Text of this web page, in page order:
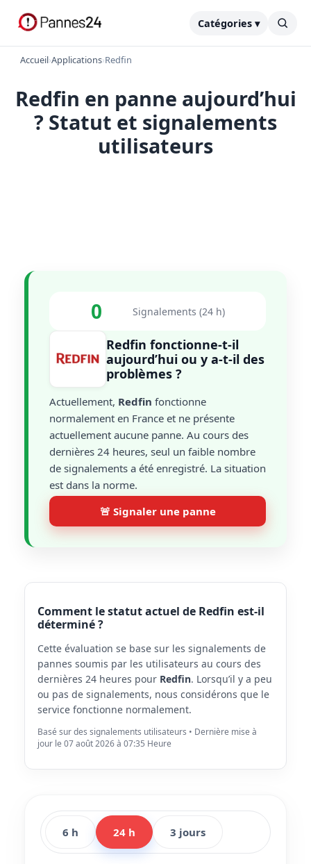
Catégories ▾
Accueil›Applications›Redfin
Redfin en panne aujourd’hui
? Statut et signalements
utilisateurs
0 Signalements (24 h)
Redfin fonctionne-t-il
aujourd’hui ou y a-t-il des
problèmes ?
Actuellement, Redfin fonctionne
normalement en France et ne présente
actuellement aucune panne. Au cours des
dernières 24 heures, seul un faible nombre
de signalements a été enregistré. La situation
est dans la norme.
🚨 Signaler une panne
Comment le statut actuel de Redfin est-il
déterminé ?
Cette évaluation se base sur les signalements de
pannes soumis par les utilisateurs au cours des
dernières 24 heures pour Redfin. Lorsqu’il y a peu
ou pas de signalements, nous considérons que le
service fonctionne normalement.
Basé sur des signalements utilisateurs • Dernière mise à
jour le 07 août 2026 à 07:35 Heure
6 h 24 h 3 jours